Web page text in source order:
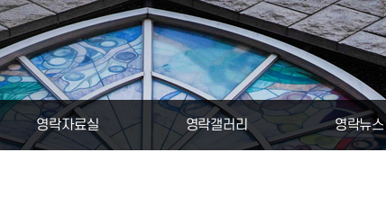
영락자료실 영락갤러리 영락뉴스